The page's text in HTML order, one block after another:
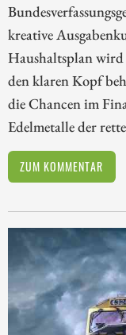
kreative
Haushaltsplan
den klaren Kopf
die Chancen im
Edelmetalle der
ZUM KOMMENTAR